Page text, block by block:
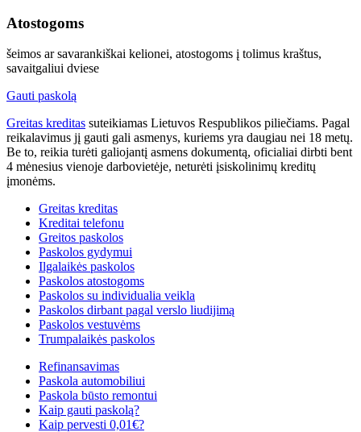
Atostogoms
šeimos ar savarankiškai kelionei, atostogoms į tolimus kraštus,
savaitgaliui dviese
Gauti paskolą
Greitas kreditas suteikiamas Lietuvos Respublikos piliečiams. Pagal
reikalavimus jį gauti gali asmenys, kuriems yra daugiau nei 18 metų.
Be to, reikia turėti galiojantį asmens dokumentą, oficialiai dirbti bent
4 mėnesius vienoje darbovietėje, neturėti įsiskolinimų kreditų
įmonėms.
Greitas kreditas
Kreditai telefonu
Greitos paskolos
Paskolos gydymui
Ilgalaikės paskolos
Paskolos atostogoms
Paskolos su individualia veikla
Paskolos dirbant pagal verslo liudijimą
Paskolos vestuvėms
Trumpalaikės paskolos
Refinansavimas
Paskola automobiliui
Paskola būsto remontui
Kaip gauti paskolą?
Kaip pervesti 0,01€?